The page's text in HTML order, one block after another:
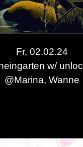
Fr, 02.02.24
w/
@Marina, Wanne